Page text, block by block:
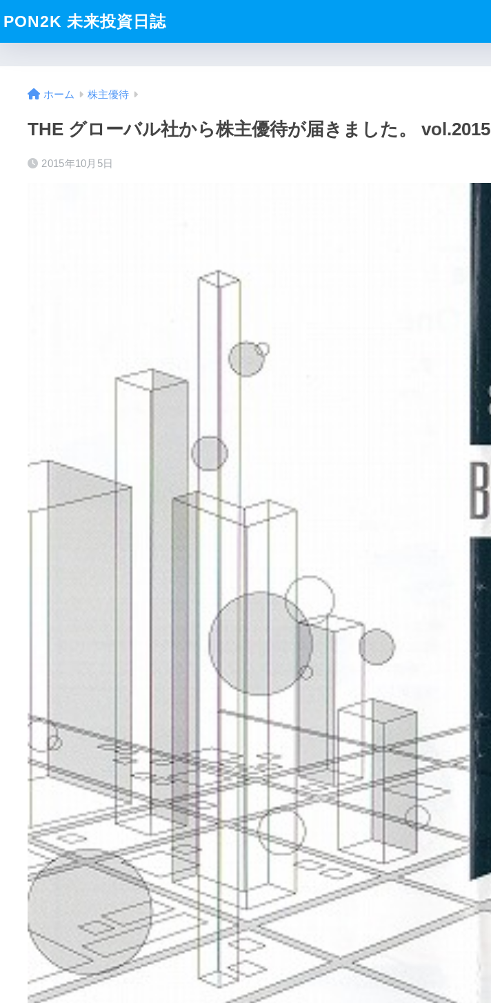
PON2K 未来投資日誌
ホーム 株主優待
THE グローバル社から株主優待が届きました。 vol.2015
2015年10月5日